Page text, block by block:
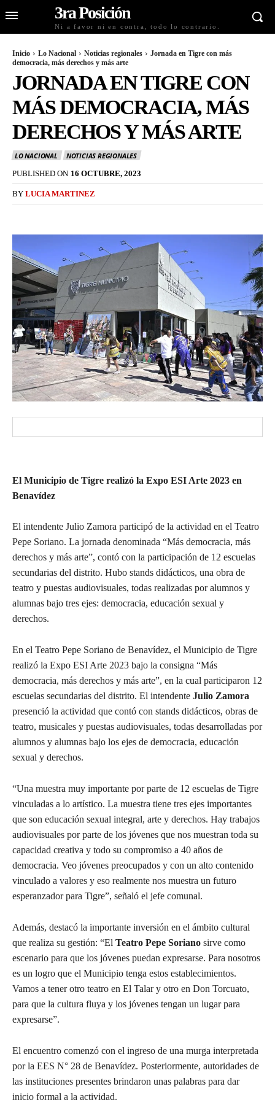
3ra Posición
Ni a favor ni en contra, todo lo contrario.
Inicio Lo Nacional Noticias regionales
Jornada en Tigre con más
democracia, más derechos y más arte
JORNADA EN TIGRE CON
MÁS DEMOCRACIA, MÁS
DERECHOS Y MÁS ARTE
LO NACIONAL
NOTICIAS REGIONALES
PUBLISHED ON 16 OCTUBRE, 2023
BY LUCIA MARTINEZ
El Municipio de Tigre realizó la Expo ESI Arte 2023 en
Benavídez
El intendente Julio Zamora participó de la actividad en el Teatro
Pepe Soriano. La jornada denominada “Más democracia, más
derechos y más arte”, contó con la participación de 12 escuelas
secundarias del distrito. Hubo stands didácticos, una obra de
teatro y puestas audiovisuales, todas realizadas por alumnos y
alumnas bajo tres ejes: democracia, educación sexual y
derechos.
En el Teatro Pepe Soriano de Benavídez, el Municipio de Tigre
realizó la Expo ESI Arte 2023 bajo la consigna “Más
democracia, más derechos y más arte”, en la cual participaron 12
escuelas secundarias del distrito. El intendente Julio Zamora
presenció la actividad que contó con stands didácticos, obras de
teatro, musicales y puestas audiovisuales, todas desarrolladas por
alumnos y alumnas bajo los ejes de democracia, educación
sexual y derechos.
“Una muestra muy importante por parte de 12 escuelas de Tigre
vinculadas a lo artístico. La muestra tiene tres ejes importantes
que son educación sexual integral, arte y derechos. Hay trabajos
audiovisuales por parte de los jóvenes que nos muestran toda su
capacidad creativa y todo su compromiso a 40 años de
democracia. Veo jóvenes preocupados y con un alto contenido
vinculado a valores y eso realmente nos muestra un futuro
esperanzador para Tigre”, señaló el jefe comunal.
Además, destacó la importante inversión en el ámbito cultural
que realiza su gestión: “El Teatro Pepe Soriano sirve como
escenario para que los jóvenes puedan expresarse. Para nosotros
es un logro que el Municipio tenga estos establecimientos.
Vamos a tener otro teatro en El Talar y otro en Don Torcuato,
para que la cultura fluya y los jóvenes tengan un lugar para
expresarse”.
El encuentro comenzó con el ingreso de una murga interpretada
por la EES N° 28 de Benavídez. Posteriormente, autoridades de
las instituciones presentes brindaron unas palabras para dar
inicio formal a la actividad.